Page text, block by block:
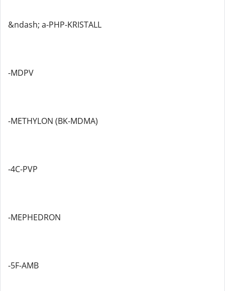
&ndash; a-PHP-KRISTALL
-MDPV
-METHYLON (BK-MDMA)
-4C-PVP
-MEPHEDRON
-5F-AMB